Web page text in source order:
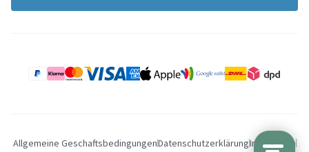
Allgemeine GeschaftsbedingungenDatenschutzerklärungImpressum